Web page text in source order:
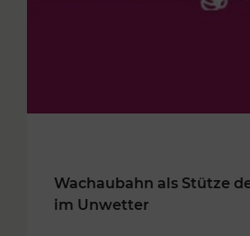
Wachaubahn als Stütze
im Unwetter